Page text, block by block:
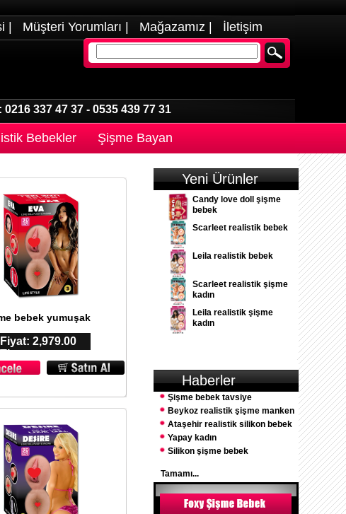
Müşteri Yorumları Mağazamız İletişim
0216 337 47 37 - 0535 439 77 31
Bebekler Şişme Bayan
bebek yumuşak
Fiyat: 2,979.00
TL
Yeni Ürünler
Candy love doll şişme
bebek
Scarleet realistik bebek
Leila realistik bebek
Scarleet realistik şişme
kadın
Leila realistik şişme
kadın
Haberler
Şişme bebek tavsiye
Beykoz realistik şişme manken
Ataşehir realistik silikon bebek
Yapay kadın
Silikon şişme bebek
Tamamı...